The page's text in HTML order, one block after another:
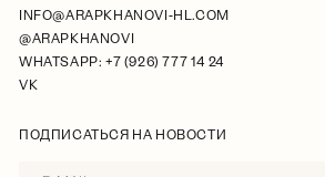
INFO@ARAPKHANOVI-HL.COM
@ARAPKHANOVI
WHATSAPP: +7 (926) 777 14 24
VK
ПОДПИСАТЬСЯ НА НОВОСТИ